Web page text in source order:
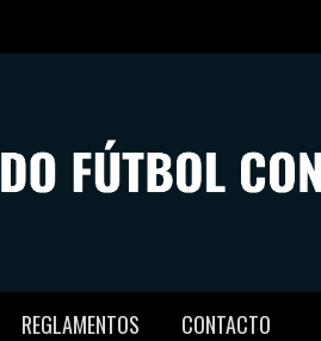
REGLAMENTOS
CONTACTO